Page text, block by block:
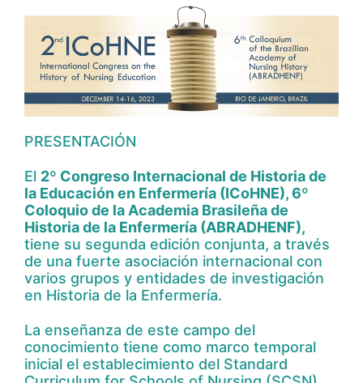
PRESENTACIÓN
El 2º Congreso Internacional de Historia de
la Educación en Enfermería (ICoHNE), 6º
Coloquio de la Academia Brasileña de
Historia de la Enfermería (ABRADHENF),
tiene su segunda edición conjunta, a través
de una fuerte asociación internacional con
varios grupos y entidades de investigación
en Historia de la Enfermería.
La enseñanza de este campo del
conocimiento tiene como marco temporal
inicial el establecimiento del Standard